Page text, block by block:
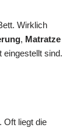
Wirklich
, Matratze
sind.
Oft liegt die